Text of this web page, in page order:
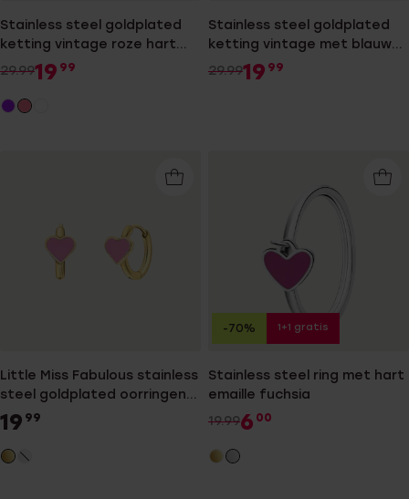
Stainless steel goldplated
ketting vintage roze hart
voor dames
29.9919 99
Stainless steel goldplated
ketting vintage met blauwe
zirkonia voor dames
29.9919 99
Little Miss Fabulous stainless
steel goldplated oorringen
met hart emaille lichtroze
19 99
Stainless steel ring met hart
emaille fuchsia
19.996 00
-70% 1+1 gratis